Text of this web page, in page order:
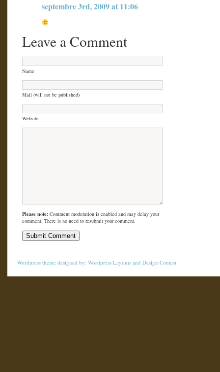
septembre 3rd, 2009 at 11:06
Leave a Comment
Name
Mail (will not be published)
Website
Please note: Comment moderation is enabled and may delay your
comment. There is no need to resubmit your comment.
Wordpress theme designed by: Wordpress Layouts and Design Contest